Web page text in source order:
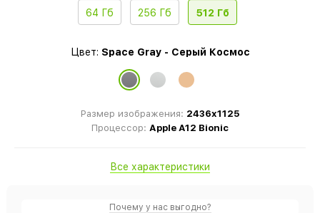
64 Гб 256 Гб 512 Гб
Цвет: Space Gray - Серый Космос
Размер изображения: 2436x1125
Процессор: Apple A12 Bionic
Все характеристики
Почему у нас выгодно?